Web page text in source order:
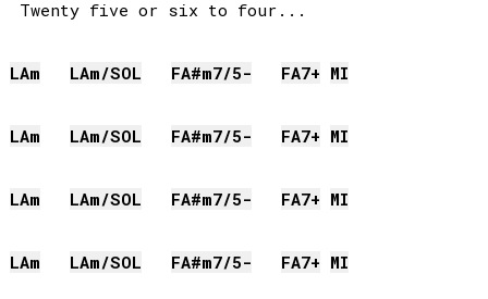
Twenty five or six to four...
LAm LAm/SOL FA#m7/5- FA7+ MI
LAm LAm/SOL FA#m7/5- FA7+ MI
LAm LAm/SOL FA#m7/5- FA7+ MI
LAm LAm/SOL FA#m7/5- FA7+ MI